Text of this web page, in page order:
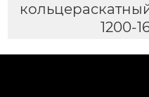
1200-